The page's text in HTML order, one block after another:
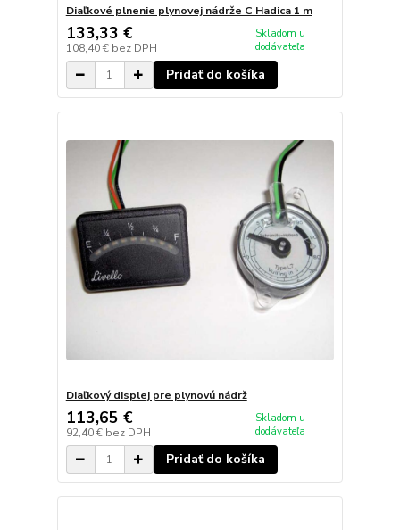
Diaľkové plnenie plynovej nádrže C Hadica 1 m
133,33 €
108,40 € bez DPH
Skladom u
dodávateľa
Pridať do košíka
Diaľkový displej pre plynovú nádrž
113,65 €
92,40 € bez DPH
Skladom u
dodávateľa
Pridať do košíka